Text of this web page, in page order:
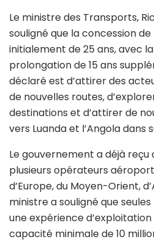
Le ministre des Transports,
souligné que la concession
initialement de 25 ans, avec
prolongation de 15 ans
déclaré est d’attirer des
de nouvelles routes,
destinations et d’attirer de
vers Luanda et l’Angola dans
Le gouvernement a déjà
plusieurs opérateurs
d’Europe, du Moyen-Orient,
ministre a souligné que
une expérience
capacité minimale de 10